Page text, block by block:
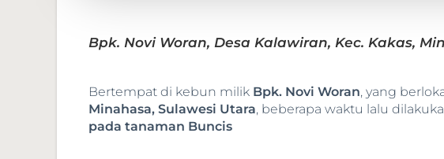
Bpk. Novi Woran, Desa Kalawiran, Kec. Kakas,
Bertempat di kebun milik Bpk. Novi Woran, yang
Minahasa, Sulawesi Utara, beberapa waktu lalu
pada tanaman Buncis